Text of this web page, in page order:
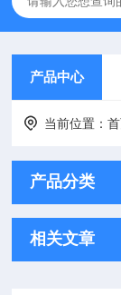
产品中心
当前位置：
产品分类
相关文章